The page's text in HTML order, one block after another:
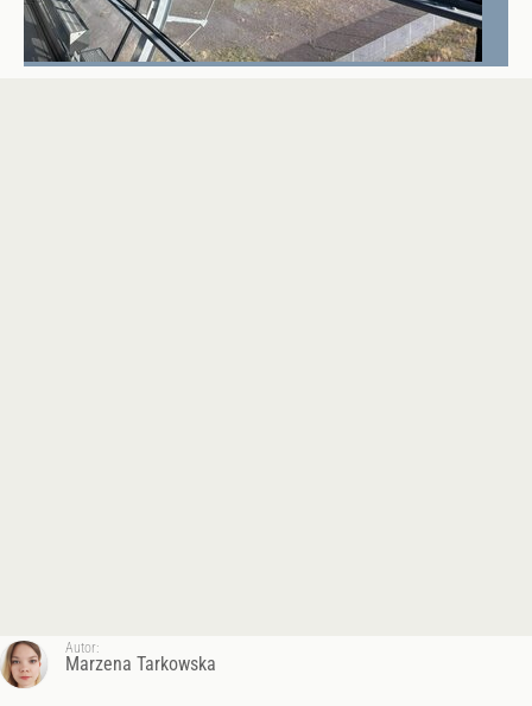
Autor:
Marzena Tarkowska